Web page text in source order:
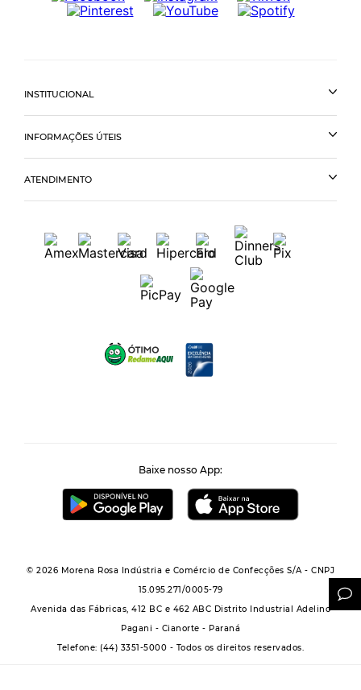
INSTITUCIONAL
INFORMAÇÕES ÚTEIS
ATENDIMENTO
Baixe nosso App:
© 2026 Morena Rosa Indústria e Comércio de Confecções S/A - CNPJ
15.095.271/0005-79
Avenida das Fábricas, 412 BC e 462 ABC Distrito Industrial Adelino
Pagani - Cianorte - Paraná
Telefone: (44) 3351-5000 - Todos os direitos reservados.